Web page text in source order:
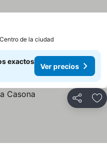
de la ciudad
exactos
Ver precios
Compartir